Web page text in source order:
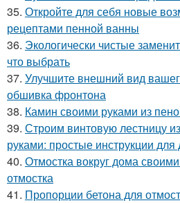
35. Откройте для себя новые
рецептами пенной ванны
36. Экологически чистые
что выбрать
37. Улучшите внешний вид
обшивка фронтона
38. Камин своими руками из
39. Строим винтовую лестницу
руками: простые инструкции
40. Отмостка вокруг дома
отмостка
41. Пропорции бетона для